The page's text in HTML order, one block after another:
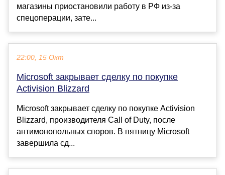
магазины приостановили работу в РФ из-за
спецоперации, зате...
22:00, 15 Окт
Microsoft закрывает сделку по покупке
Activision Blizzard
Microsoft закрывает сделку по покупке Activision
Blizzard, производителя Call of Duty, после
антимонопольных споров. В пятницу Microsoft
завершила сд...